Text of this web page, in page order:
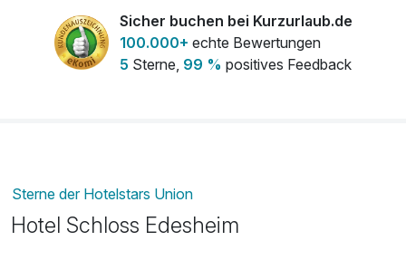
Flasche Rotwein 24,00 €
pro Stück
Flasche Sekt 31,00 €
pro Zimmer
Sicher buchen bei Kurzurlaub.de
100.000+ echte Bewertungen
5 Sterne, 99 % positives Feedback
Sterne der Hotelstars Union
Hotel Schloss Edesheim